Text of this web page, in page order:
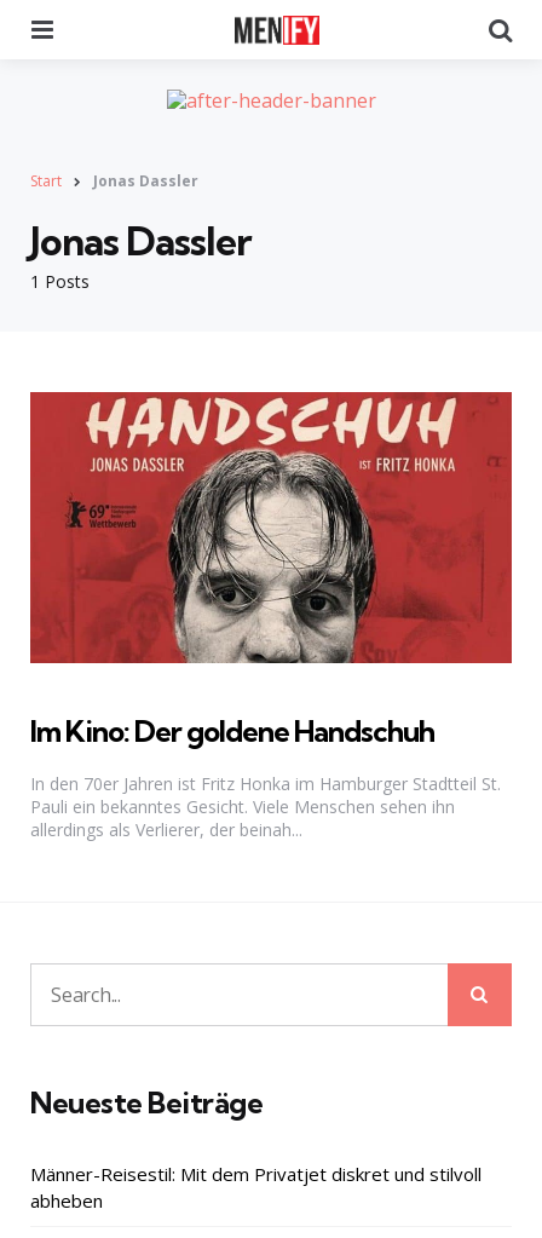
Start Jonas Dassler
1 Posts
Jonas Dassler
Im Kino: Der goldene Handschuh
In den 70er Jahren ist Fritz Honka im Hamburger Stadtteil St.
Pauli ein bekanntes Gesicht. Viele Menschen sehen ihn
allerdings als Verlierer, der beinah...
Search
for:
Neueste Beiträge
Männer-Reisestil: Mit dem Privatjet diskret und stilvoll
abheben